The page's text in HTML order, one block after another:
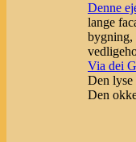
Denne
lange
bygning,
Via dei
Den lyse
Den